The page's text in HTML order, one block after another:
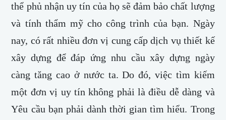
thể phủ nhận uy tín của họ sẽ đảm bảo chất lượng
và tính thẩm mỹ cho công trình của bạn. Ngày
nay, có rất nhiều đơn vị cung cấp dịch vụ thiết kế
xây dựng để đáp ứng nhu cầu xây dựng ngày
càng tăng cao ở nước ta. Do đó, việc tìm kiếm
một đơn vị uy tín không phải là điều dễ dàng và
Yêu cầu bạn phải dành thời gian tìm hiểu. Trong